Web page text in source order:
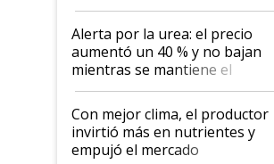
Alerta por la urea: el precio
aumentó un 40 % y no bajan
mientras se mantiene el
conflicto en Medio Oriente
Con mejor clima, el productor
invirtió más en nutrientes y
empujó el mercado